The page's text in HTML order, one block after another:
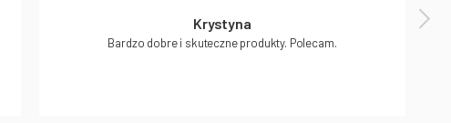
Krystyna
Bardzo dobre i skuteczne produkty. Polecam.